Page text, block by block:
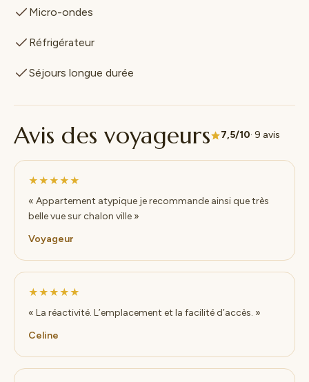
Micro-ondes
Réfrigérateur
Séjours longue durée
Avis des voyageurs 7,5/10· 9 avis
★★★★★
« Appartement atypique je recommande ainsi que très
belle vue sur chalon ville »
Voyageur
★★★★★
« La réactivité. L’emplacement et la facilité d’accès. »
Celine